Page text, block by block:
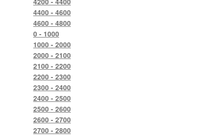
4400 - 4600
4600 - 4800
0 - 1000
1000 - 2000
2000 - 2100
2100 - 2200
2200 - 2300
2300 - 2400
2400 - 2500
2500 - 2600
2600 - 2700
2700 - 2800